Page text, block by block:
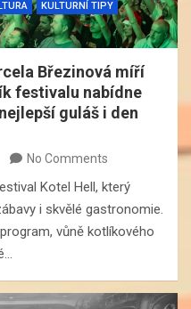
KULTURNÍ TIPY
Březinová míří
festivalu nabídne
guláš i den
No Comments
Kotel Hell, který
i skvělé gastronomie.
vůně kotlíkového